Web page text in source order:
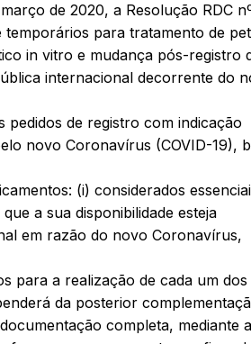
de 2020, a Resolução RDC
para tratamento de
in vitro e mudança pós-registro
internacional decorrente do
de registro com indicação
novo Coronavírus (COVID-19),
(i) considerados
a sua disponibilidade esteja
em razão do novo Coronavírus,
para a realização de cada um dos
da posterior
completa, mediante a